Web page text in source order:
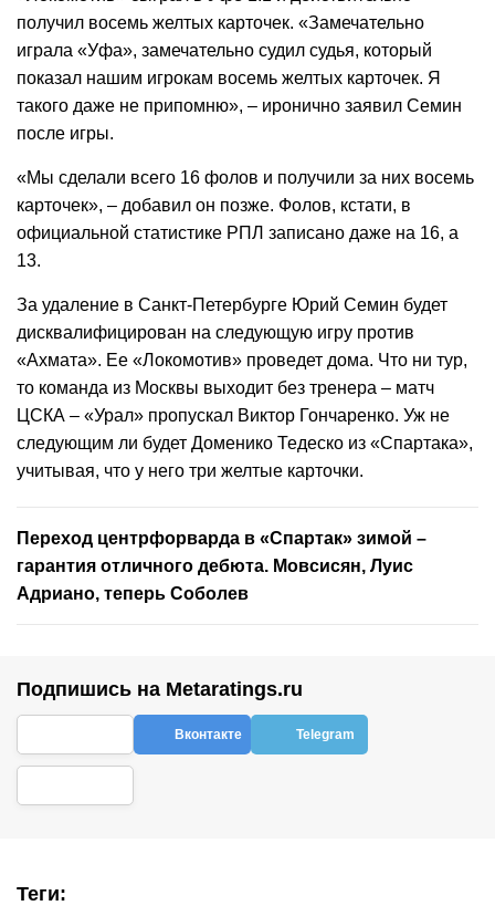
получил восемь желтых карточек. «Замечательно
играла «Уфа», замечательно судил судья, который
показал нашим игрокам восемь желтых карточек. Я
такого даже не припомню», – иронично заявил Семин
после игры.
«Мы сделали всего 16 фолов и получили за них восемь
карточек», – добавил он позже. Фолов, кстати, в
официальной статистике РПЛ записано даже на 16, а
13.
За удаление в Санкт-Петербурге Юрий Семин будет
дисквалифицирован на следующую игру против
«Ахмата». Ее «Локомотив» проведет дома. Что ни тур,
то команда из Москвы выходит без тренера – матч
ЦСКА – «Урал» пропускал Виктор Гончаренко. Уж не
следующим ли будет Доменико Тедеско из «Спартака»,
учитывая, что у него три желтые карточки.
Переход центрфорварда в «Спартак» зимой –
гарантия отличного дебюта. Мовсисян, Луис
Адриано, теперь Соболев
Подпишись на Metaratings.ru
Вконтакте Telegram
Теги: